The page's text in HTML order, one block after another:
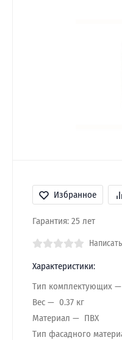
Избранное
Гарантия: 25 лет
Характеристики:
Тип комплектующих
Вес
0.37 кг
Материал
ПВХ
Тип фасадного